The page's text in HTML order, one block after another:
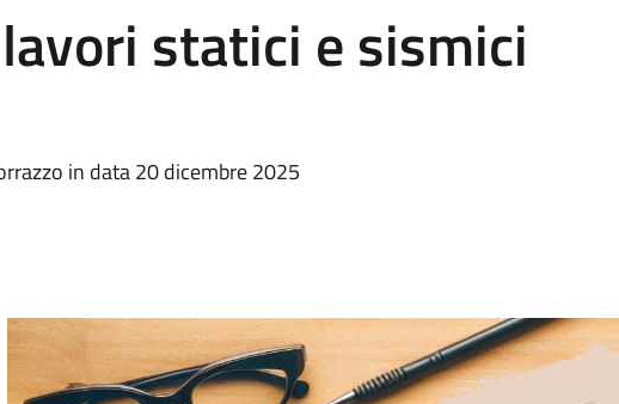
statici e sismici
in data 20 dicembre 2025